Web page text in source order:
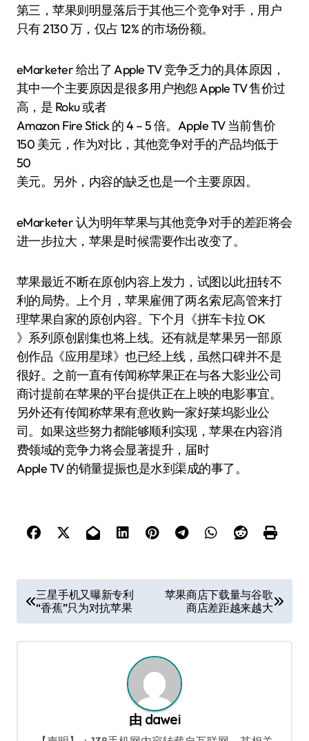
第三，苹果则明显落后于其他三个竞争对手，用户
只有 2130 万，仅占 12% 的市场份额。
eMarketer 给出了 Apple TV 竞争乏力的具体原因，
其中一个主要原因是很多用户抱怨 Apple TV 售价过
高，是 Roku 或者
Amazon Fire Stick 的 4 – 5 倍。Apple TV 当前售价
150 美元，作为对比，其他竞争对手的产品均低于
50
美元。另外，内容的缺乏也是一个主要原因。
eMarketer 认为明年苹果与其他竞争对手的差距将会
进一步拉大，苹果是时候需要作出改变了。
苹果最近不断在原创内容上发力，试图以此扭转不
利的局势。上个月，苹果雇佣了两名索尼高管来打
理苹果自家的原创内容。下个月《拼车卡拉 OK
》系列原创剧集也将上线。还有就是苹果另一部原
创作品《应用星球》也已经上线，虽然口碑并不是
很好。之前一直有传闻称苹果正在与各大影业公司
商讨提前在苹果的平台提供正在上映的电影事宜。
另外还有传闻称苹果有意收购一家好莱坞影业公
司。如果这些努力都能够顺利实现，苹果在内容消
费领域的竞争力将会显著提升，届时
Apple TV 的销量提振也是水到渠成的事了。
章
导
三星手机又曝新专利
“香蕉”只为对抗苹果
苹果商店下载量与谷歌
商店差距越来越大
由 dawei